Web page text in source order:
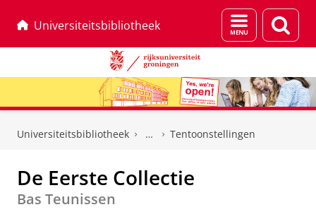
Universiteitsbibliotheek
Menu
en
Universiteitsbibliotheek Tentoonstellingen
De Eerste Collectie
Bas Teunissen